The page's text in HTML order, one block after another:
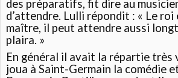
des préparatifs, fit dire au
d’attendre. Lulli répondit : « Le roi
maître, il peut attendre aussi
plaira. »
En général il avait la répartie très
joua à Saint-Germain la comédie